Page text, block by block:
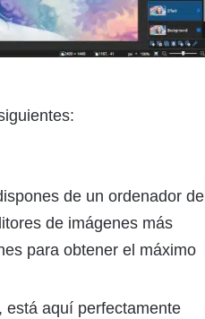
de un ordenador de
de imágenes más
para obtener el máximo
está aquí perfectamente